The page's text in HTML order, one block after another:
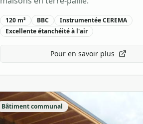
120 m² BBC
Instrumentée CEREMA
Excellente étanchéité à l'air
Pour en savoir plus
Bâtiment communal